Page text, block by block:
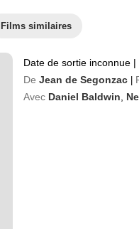
Films similaires
Date de sortie inconnue |
De Jean de Segonzac
Avec Daniel Baldwin